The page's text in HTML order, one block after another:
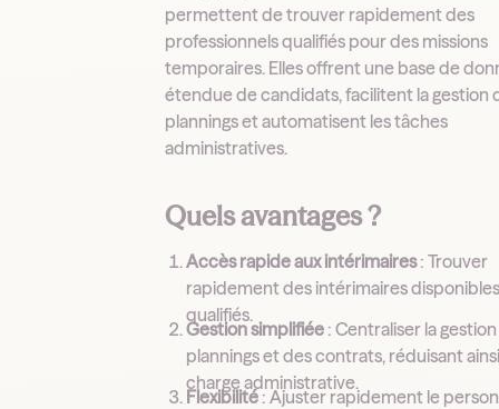
permettent de trouver rapidement des
professionnels qualifiés pour des missions
temporaires. Elles offrent une base de
étendue de candidats, facilitent la gestion
plannings et automatisent les tâches
administratives.
Quels avantages ?
Accès rapide aux intérimaires: Trouver
rapidement des intérimaires
qualifiés.
Gestion simplifiée : Centraliser la
plannings et des contrats, réduisant
charge administrative.
Flexibilité: Ajuster rapidement le